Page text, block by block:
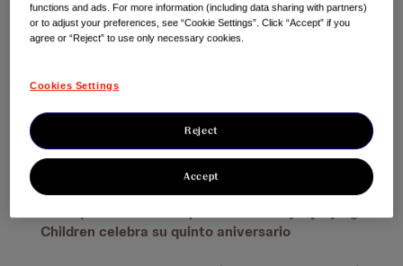
Los empleados de Janssen recorren alrededor de
100.000 km en bicicleta para recaudar fondos para
La cuantía recaudada se destinará a los niños
afectados por la Guerra en Ucrania
Mallorca vuelve a ser protagonista en esta edición
Children celebra su quinto aniversario
functions and ads. For more information (including data sharing with partners)
or to adjust your preferences, see “Cookie Settings”. Click “Accept” if you
agree or “Reject” to use only necessary cookies.
Cookies Settings
Reject
Accept